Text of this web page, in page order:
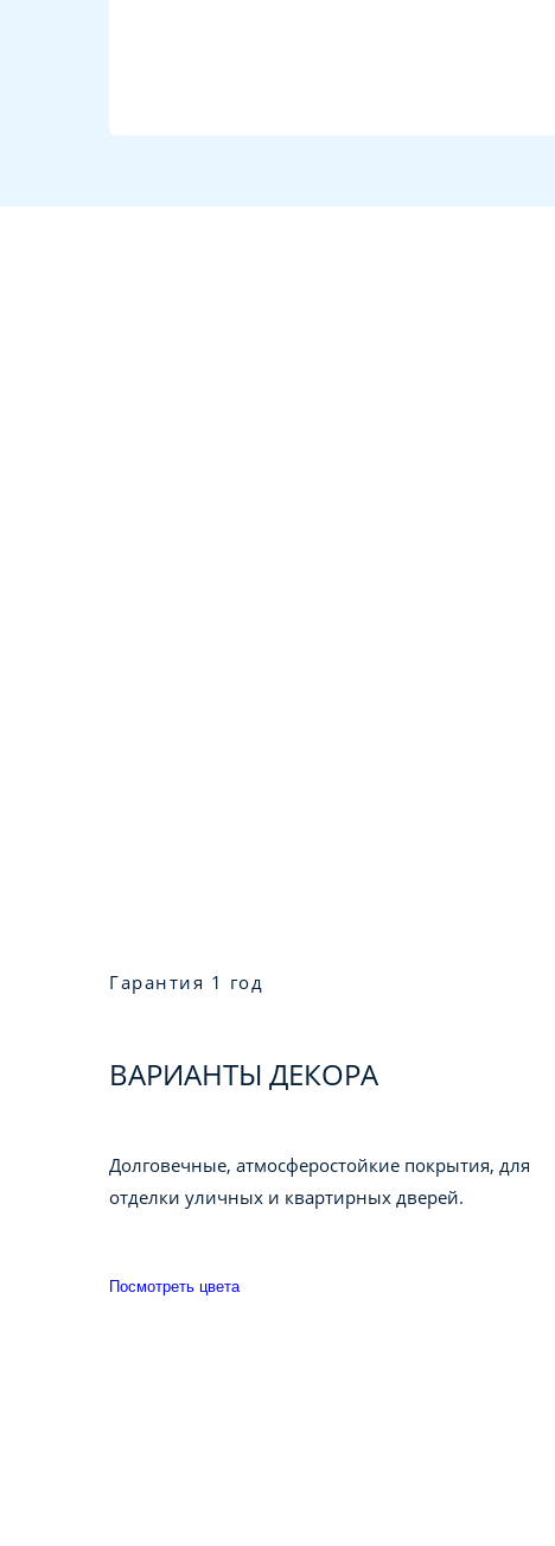
Гарантия 1 год
ВАРИАНТЫ ДЕКОРА
Долговечные, атмосферостойкие покрытия, для
отделки уличных и квартирных дверей.
Посмотреть цвета